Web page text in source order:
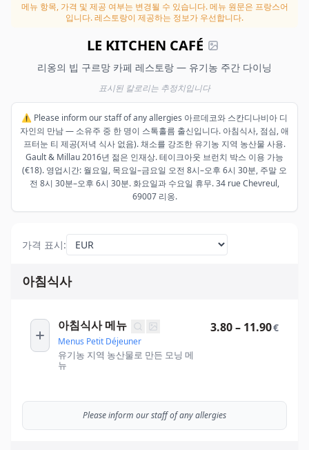
메뉴 항목, 가격 및 제공 여부는 변경될 수 있습니다.메뉴 원문은 프랑스어
입니다. 레스토랑이 제공하는 정보가 우선합니다.
LE KITCHEN CAFÉ
리옹의 빕 구르망 카페 레스토랑 — 유기농 주간 다이닝
표시된 칼로리는 추정치입니다
⚠️ Please inform our staff of any allergies 아르데코와 스칸디나비아 디
자인의 만남 — 소유주 중 한 명이 스톡홀름 출신입니다. 아침식사, 점심, 애
프터눈 티 제공(저녁 식사 없음). 채소를 강조한 유기농 지역 농산물 사용.
Gault & Millau 2016년 젊은 인재상. 테이크아웃 브런치 박스 이용 가능
(€18). 영업시간: 월요일, 목요일–금요일 오전 8시–오후 6시 30분, 주말 오
전 8시 30분–오후 6시 30분. 화요일과 수요일 휴무. 34 rue Chevreul,
69007 리옹.
가격 표시:
아침식사
아침식사 메뉴
Menus Petit Déjeuner
유기농 지역 농산물로 만든 모닝 메
뉴
3.80 – 11.90€
Please inform our staff of any allergies